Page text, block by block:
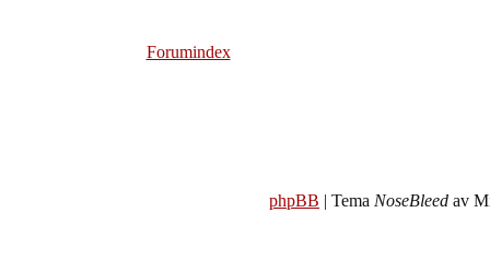
Forumindex
phpBB | Tema NoseBleed av